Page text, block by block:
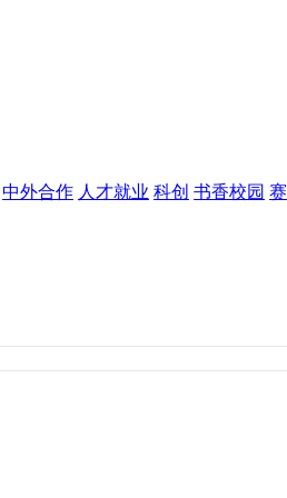
中外合作 人才就业 科创 书香校园